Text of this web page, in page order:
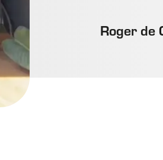
Roger de